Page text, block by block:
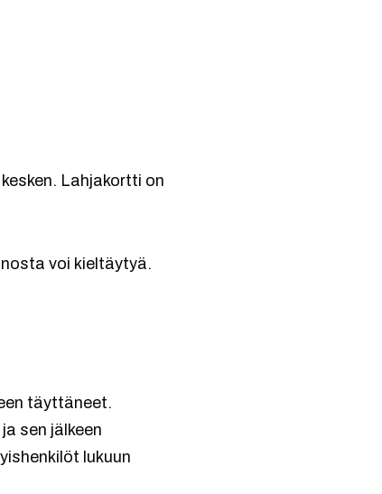
Lahjakortti on
voi kieltäytyä.
täyttäneet.
sen jälkeen
lukuun